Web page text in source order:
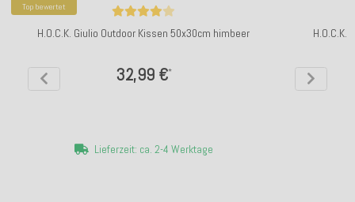
Top bewertet
H.O.C.K. Giulio Outdoor Kissen 50x30cm himbeer
32,99 €*
Lieferzeit: ca. 2-4 Werktage
H.O.C.K.